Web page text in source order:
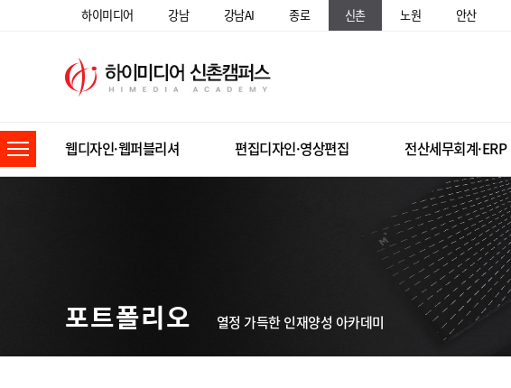
하이미디어 강남 강남AI 종로 신촌 노원 안산
웹디자인·웹퍼블리셔 편집디자인·영상편집 전산세무회계·ERP
포트폴리오 열정 가득한 인재양성 아카데미